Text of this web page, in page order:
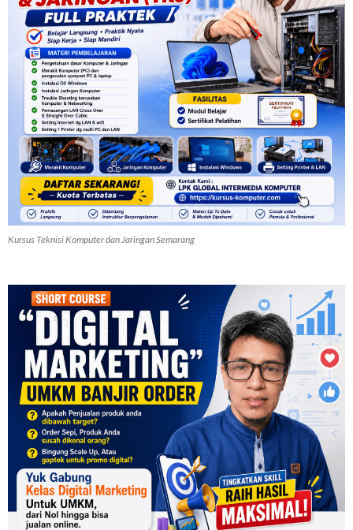
Kursus Teknisi Komputer dan Jaringan Semarang